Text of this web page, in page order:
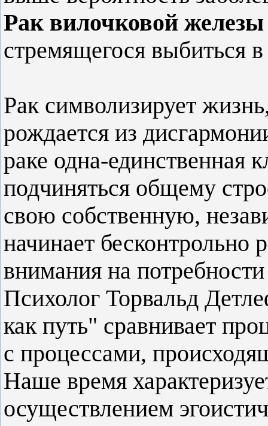
Рак вилочковой железы
стремящегося выбиться
Рак символизирует
рождается из
раке одна-единственная
подчиняться общему
свою собственную,
начинает бесконтрольно
внимания на потребности
Психолог Торвальд
как путь" сравнивает
с процессами,
Наше время
осуществлением